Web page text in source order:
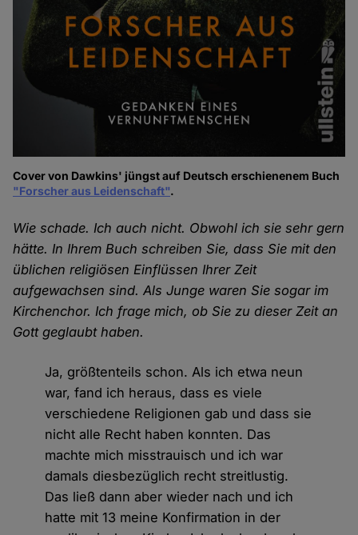
Cover von Dawkins' jüngst auf Deutsch erschienenem Buch
"Forscher aus Leidenschaft".
Wie schade. Ich auch nicht. Obwohl ich sie sehr gern
hätte. In Ihrem Buch schreiben Sie, dass Sie mit den
üblichen religiösen Einflüssen Ihrer Zeit
aufgewachsen sind. Als Junge waren Sie sogar im
Kirchenchor. Ich frage mich, ob Sie zu dieser Zeit an
Gott geglaubt haben.
Ja, größtenteils schon. Als ich etwa neun
war, fand ich heraus, dass es viele
verschiedene Religionen gab und dass sie
nicht alle Recht haben konnten. Das
machte mich misstrauisch und ich war
damals diesbezüglich recht streitlustig.
Das ließ dann aber wieder nach und ich
hatte mit 13 meine Konfirmation in der